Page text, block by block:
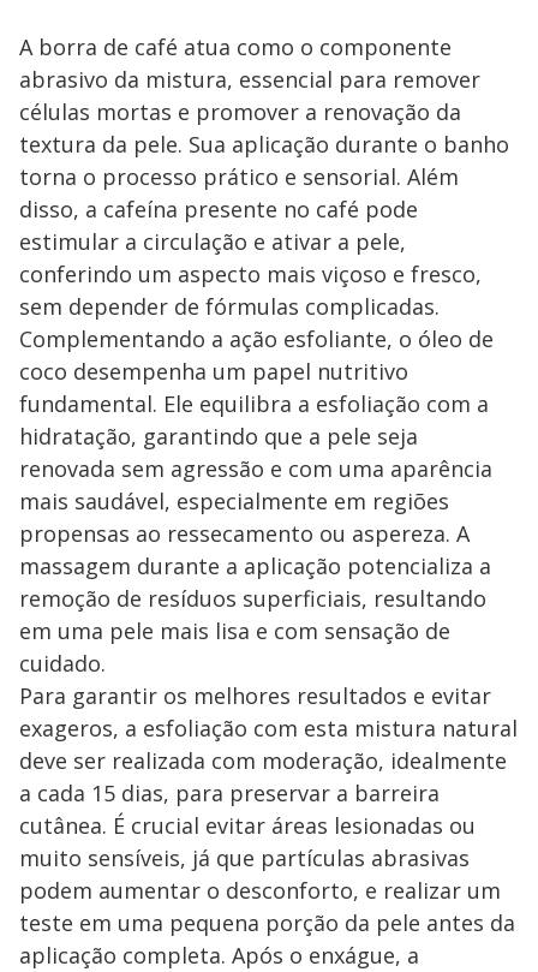
A borra de café atua como o componente
abrasivo da mistura, essencial para remover
células mortas e promover a renovação da
textura da pele. Sua aplicação durante o banho
torna o processo prático e sensorial. Além
disso, a cafeína presente no café pode
estimular a circulação e ativar a pele,
conferindo um aspecto mais viçoso e fresco,
sem depender de fórmulas complicadas.
Complementando a ação esfoliante, o óleo de
coco desempenha um papel nutritivo
fundamental. Ele equilibra a esfoliação com a
hidratação, garantindo que a pele seja
renovada sem agressão e com uma aparência
mais saudável, especialmente em regiões
propensas ao ressecamento ou aspereza. A
massagem durante a aplicação potencializa a
remoção de resíduos superficiais, resultando
em uma pele mais lisa e com sensação de
cuidado.
Para garantir os melhores resultados e evitar
exageros, a esfoliação com esta mistura natural
deve ser realizada com moderação, idealmente
a cada 15 dias, para preservar a barreira
cutânea. É crucial evitar áreas lesionadas ou
muito sensíveis, já que partículas abrasivas
podem aumentar o desconforto, e realizar um
teste em uma pequena porção da pele antes da
aplicação completa. Após o enxágue, a